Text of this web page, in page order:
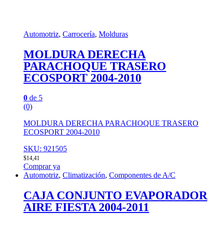
Automotriz, Carrocería, Molduras
MOLDURA DERECHA
PARACHOQUE TRASERO
ECOSPORT 2004-2010
0 de 5
(0)
MOLDURA DERECHA PARACHOQUE TRASERO
ECOSPORT 2004-2010
SKU: 921505
$14,41
Comprar ya
Automotriz, Climatización, Componentes de A/C
CAJA CONJUNTO EVAPORADOR
AIRE FIESTA 2004-2011